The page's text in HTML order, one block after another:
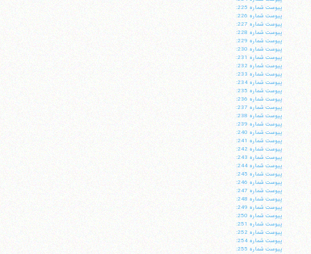
پيوست شماره 225:
پيوست شماره 226:
پيوست شماره 227:
پيوست شماره 228:
پيوست شماره 229:
پيوست شماره 230:
پيوست شماره 231:
پيوست شماره 232:
پيوست شماره 233:
پيوست شماره 234:
پيوست شماره 235:
پيوست شماره 236:
پيوست شماره 237:
پيوست شماره 238:
پيوست شماره 239:
پيوست شماره 240:
پيوست شماره 241:
پيوست شماره 242:
پيوست شماره 243:
پيوست شماره 244:
پيوست شماره 245:
پيوست شماره 246:
پيوست شماره 247:
پيوست شماره 248:
پيوست شماره 249:
پيوست شماره 250:
پيوست شماره 251:
پيوست شماره 252:
پيوست شماره 254:
پيوست شماره 255: